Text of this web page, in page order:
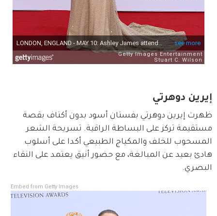
إيرين دوهرتي
ظهرت إيرين دوهرتي بفستان أسود بدون أكتاف بقصة
مستقيمة تركز على البساطة الراقية. تسريحة الشعر
المسحوب للخلف والمكياج الطبيعي أكدا على أسلوب
هادئ بعيد عن المبالغة، مع حضور أنيق يعتمد على النقاء
البصري.
Embed from Getty Images